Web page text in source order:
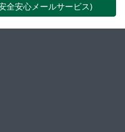
全安心メールサービス)